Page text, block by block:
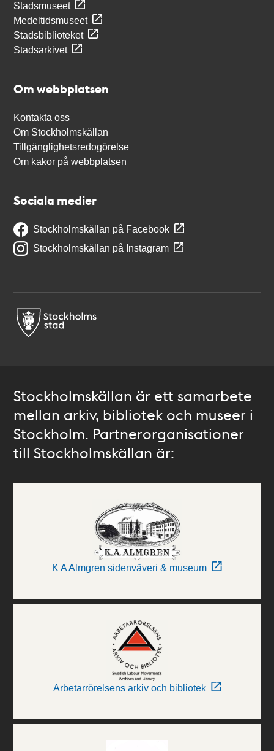
Stadsmuseet
Medeltidsmuseet
Stadsbiblioteket
Stadsarkivet
Om webbplatsen
Kontakta oss
Om Stockholmskällan
Tillgänglighetsredogörelse
Om kakor på webbplatsen
Sociala medier
Stockholmskällan på Facebook
Stockholmskällan på Instagram
Stockholmskällan är ett samarbete
mellan arkiv, bibliotek och museer i
Stockholm. Partnerorganisationer
till Stockholmskällan är:
K A Almgren sidenväveri & museum
Arbetarrörelsens arkiv och bibliotek